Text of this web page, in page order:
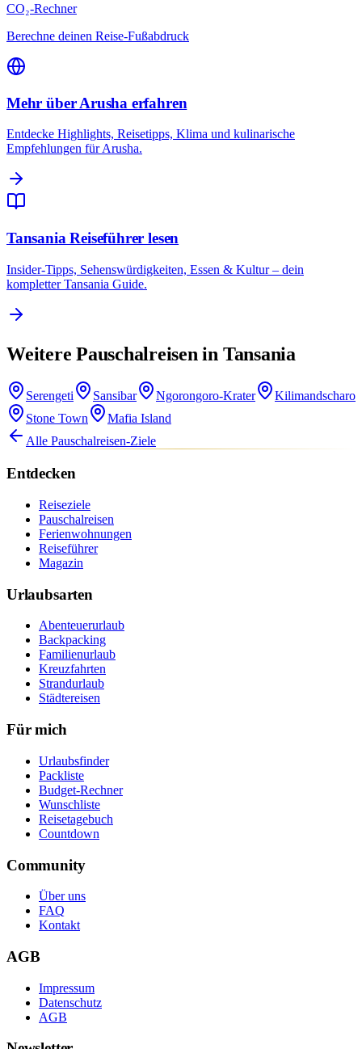
CO₂-Rechner
Berechne deinen Reise-Fußabdruck
Mehr über Arusha erfahren
Entdecke Highlights, Reisetipps, Klima und kulinarische
Empfehlungen für Arusha.
Tansania Reiseführer lesen
Insider-Tipps, Sehenswürdigkeiten, Essen & Kultur – dein
kompletter Tansania Guide.
Weitere Pauschalreisen in Tansania
Serengeti Sansibar Ngorongoro-Krater
Kilimandscharo
Stone Town
Mafia Island
Alle Pauschalreisen-Ziele
Entdecken
Reiseziele
Pauschalreisen
Ferienwohnungen
Reiseführer
Magazin
Urlaubsarten
Abenteuerurlaub
Backpacking
Familienurlaub
Kreuzfahrten
Strandurlaub
Städtereisen
Für mich
Urlaubsfinder
Packliste
Budget-Rechner
Wunschliste
Reisetagebuch
Countdown
Community
Über uns
FAQ
Kontakt
AGB
Impressum
Datenschutz
AGB